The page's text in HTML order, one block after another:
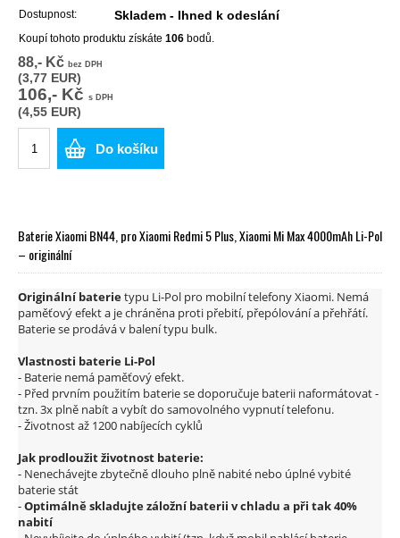
Dostupnost: Skladem - Ihned k odeslání
Koupí tohoto produktu získáte 106 bodů.
88,- Kč bez DPH
(3,77 EUR)
106,- Kč s DPH
(4,55 EUR)
Do košíku
Baterie Xiaomi BN44, pro Xiaomi Redmi 5 Plus, Xiaomi Mi Max 4000mAh Li-Pol
– originální
Originální baterietypu Li-Pol pro mobilní telefony Xiaomi. Nemá
paměťový efekt a je chráněna proti přebití, přepólování a přehřátí.
Baterie se prodává v balení typu bulk.
Vlastnosti baterie Li-Pol
- Baterie nemá paměťový efekt.
- Před prvním použitím baterie se doporučuje baterii naformátovat -
tzn. 3x plně nabít a vybít do samovolného vypnutí telefonu.
- Životnost až 1200 nabíjecích cyklů
Jak prodloužit životnost baterie:
- Nenechávejte zbytečně dlouho plně nabité nebo úplné vybité
baterie stát
-Optimálně skladujte záložní baterii v chladu a při tak 40%
nabití